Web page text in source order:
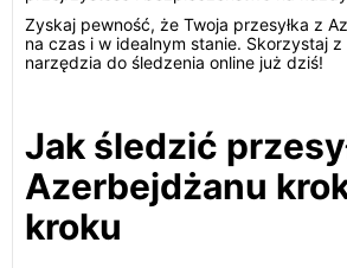
Zyskaj pewność, że Twoja przesyłka z
na czas i w idealnym stanie. Skorzystaj
narzędzia do śledzenia online już dziś!
Jak śledzić
Azerbejdżanu
kroku